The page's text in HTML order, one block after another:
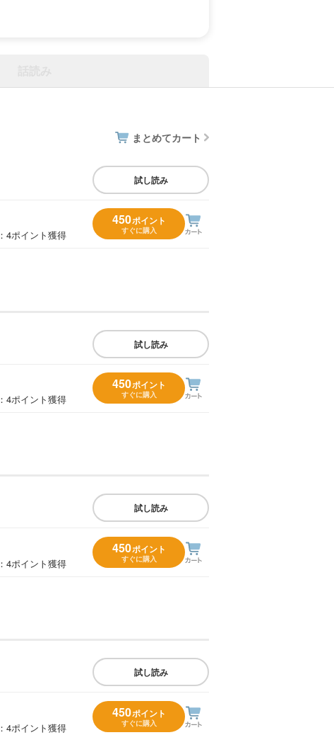
まとめてカート
試し読み
：4ポイント獲得
450ポイント
すぐに購入
試し読み
：4ポイント獲得
450ポイント
すぐに購入
試し読み
：4ポイント獲得
450ポイント
すぐに購入
試し読み
：4ポイント獲得
450ポイント
すぐに購入